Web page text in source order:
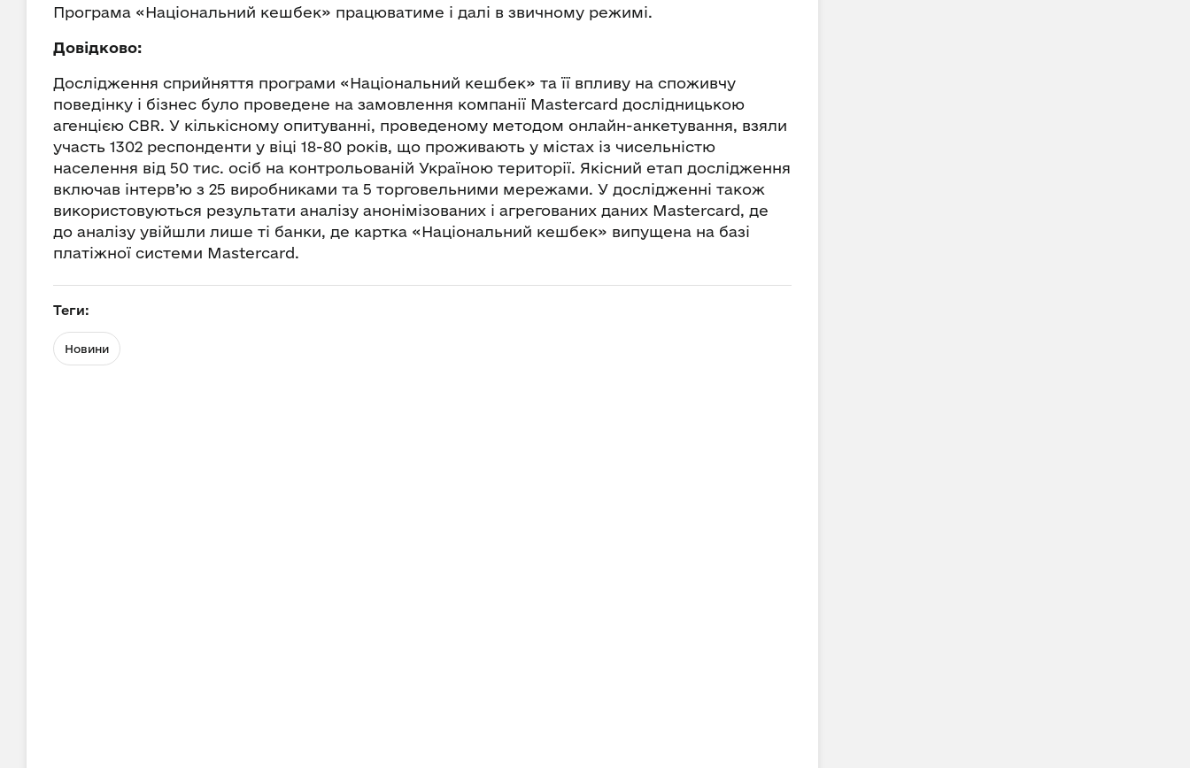
Програма «Національний кешбек» працюватиме і далі в звичному режимі.
Довідково:
Дослідження сприйняття програми «Національний кешбек» та її впливу на споживчу
поведінку і бізнес було проведене на замовлення компанії Mastercard дослідницькою
агенцією CBR. У кількісному опитуванні, проведеному методом онлайн-анкетування, взяли
участь 1302 респонденти у віці 18-80 років, що проживають у містах із чисельністю
населення від 50 тис. осіб на контрольованій Україною території. Якісний етап дослідження
включав інтерв’ю з 25 виробниками та 5 торговельними мережами. У дослідженні також
використовуються результати аналізу анонімізованих і агрегованих даних Mastercard, де
до аналізу увійшли лише ті банки, де картка «Національний кешбек» випущена на базі
платіжної системи Mastercard.
Теги:
Новини